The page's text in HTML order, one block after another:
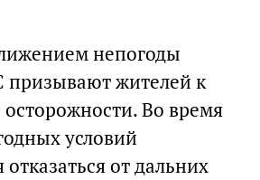
непогоды
призывают жителей к
Во время
условий
от дальних